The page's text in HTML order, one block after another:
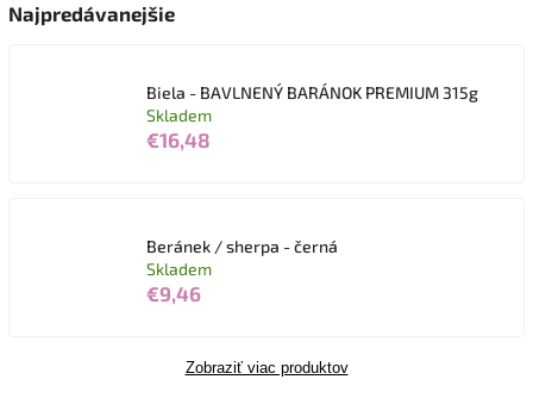
Najpredávanejšie
Biela - BAVLNENÝ BARÁNOK PREMIUM 315g
Skladem
€16,48
Beránek / sherpa - černá
Skladem
€9,46
Zobraziť viac produktov